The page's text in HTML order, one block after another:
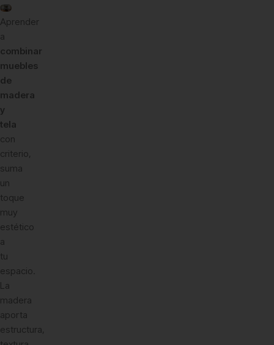
Aprender
a
combinar
muebles
de
madera
y
tela
con
criterio,
suma
un
toque
muy
estético
a
tu
espacio.
La
madera
aporta
estructura,